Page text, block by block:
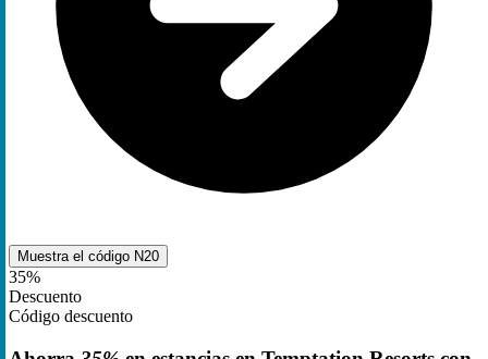
Muestra el código N20
35%
Descuento
Código descuento